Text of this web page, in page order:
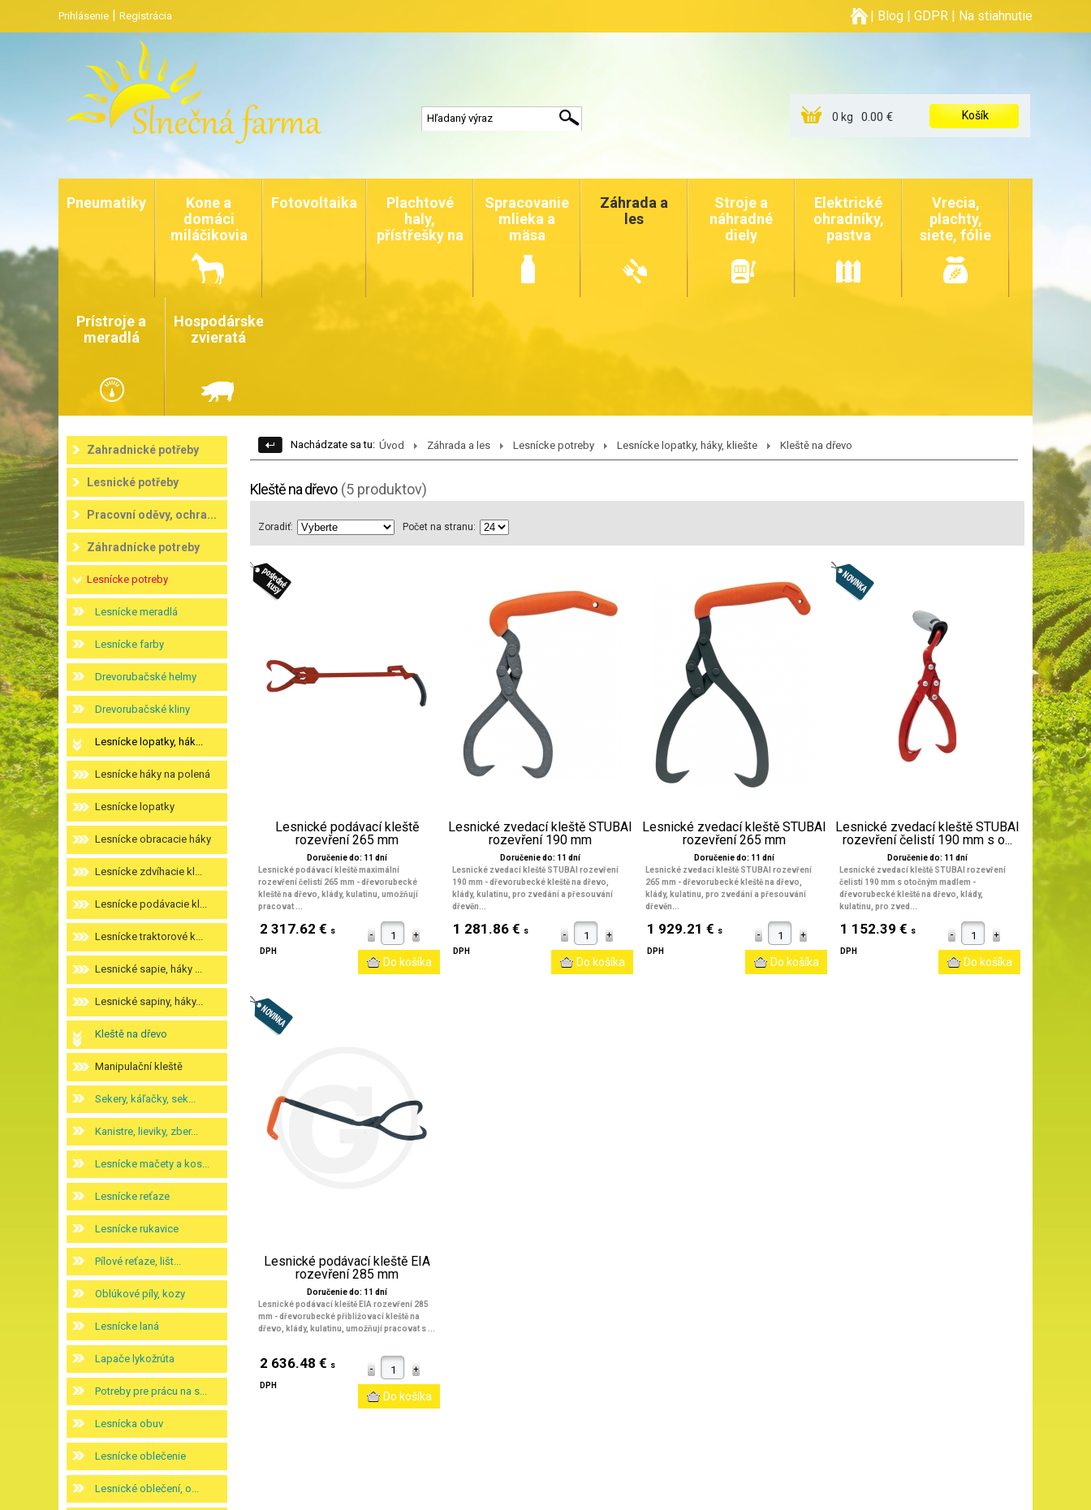
Prihlásenie | Registrácia | Blog | GDPR | Na stiahnutie
0 kg 0.00 € Košík
Pneumatiky
Kone a
domáci
miláčikovia
Fotovoltaika
Plachtové
haly,
přístřešky na
Spracovanie
mlieka a
mäsa
Záhrada a
les
Stroje a
náhradné
diely
Elektrické
ohradníky,
pastva
Vrecia,
plachty,
siete, fólie
Prístroje a
meradlá
Hospodárske
zvieratá
Zahradnické potřeby
Lesnické potřeby
Pracovní oděvy, ochra...
Záhradnícke potreby
Lesnícke potreby
Lesnícke meradlá
Lesnícke farby
Drevorubačské helmy
Drevorubačské kliny
Lesnícke lopatky, hák...
Lesnícke háky na polená
Lesnícke lopatky
Lesnícke obracacie háky
Lesnícke zdvíhacie kl...
Lesnícke podávacie kl...
Lesnícke traktorové k...
Lesnické sapie, háky ...
Lesnické sapiny, háky...
Kleště na dřevo
Manipulační kleště
Sekery, káľačky, sek...
Kanistre, lieviky, zber...
Lesnícke mačety a kos...
Lesnícke reťaze
Lesnícke rukavice
Pílové reťaze, lišt...
Oblúkové píly, kozy
Lesnícke laná
Lapače lykožrúta
Potreby pre prácu na s...
Lesnícka obuv
Lesnícke oblečenie
Lesnické oblečení, o...
Nachádzate sa tu: Úvod Záhrada a les Lesnícke potreby Lesnícke lopatky, háky, kliešte Kleště na dřevo
Kleště na dřevo (5 produktov)
Zoradiť: Počet na stranu:
Lesnické podávací kleště
rozevření 265 mm
Doručenie do: 11 dní
Lesnické podávací kleště maximální
rozevření čelistí 265 mm - dřevorubecké
kleště na dřevo, klády, kulatinu, umožňují
pracovat ...
2 317.62 € s
DPH
Lesnické zvedací kleště STUBAI
rozevření 190 mm
Doručenie do: 11 dní
Lesnické zvedací kleště STUBAI rozevření
190 mm - dřevorubecké kleště na dřevo,
klády, kulatinu, pro zvedání a přesouvání
dřevěn...
1 281.86 € s
DPH
Lesnické zvedací kleště STUBAI
rozevření 265 mm
Doručenie do: 11 dní
Lesnické zvedací kleště STUBAI rozevření
265 mm - dřevorubecké kleště na dřevo,
klády, kulatinu, pro zvedání a přesouvání
dřevěn...
1 929.21 € s
DPH
Lesnické zvedací kleště STUBAI
rozevření čelistí 190 mm s o...
Doručenie do: 11 dní
Lesnické zvedací kleště STUBAI rozevření
čelistí 190 mm s otočným madlem -
dřevorubecké kleště na dřevo, klády,
kulatinu, pro zved...
1 152.39 € s
DPH
Lesnické podávací kleště EIA
rozevření 285 mm
Doručenie do: 11 dní
Lesnické podávací kleště EIA rozevření 285
mm - dřevorubecké přibližovací kleště na
dřevo, klády, kulatinu, umožňují pracovat s ...
2 636.48 € s
DPH